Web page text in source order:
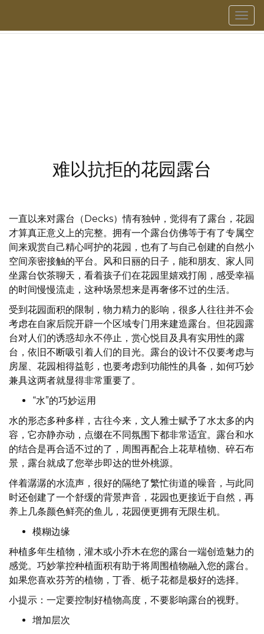
菜
單
难以抗拒的花园露台
一直以来对露台（Decks）情有独钟，觉得有了露台，花园
才算真正意义上的完整。拥有一个露台仿佛等于有了专属空
间来观赏自己精心呵护的花园，也有了与自己创建的自然小
空间亲密接触的平台。风和日丽的日子，能和朋友、家人同
坐露台饮茶聊天，看着孩子们在花园里嬉戏打闹，感受幸福
的时间慢慢流走，这种场景想来是再奢侈不过的生活。
受到花园面积的限制，物力精力的影响，很多人往往并不会
考虑在自家后院开辟一个区域专门用来建造露台。但花园露
台对人们的诱惑却永不停止，赏心悦目及具有实用性的露
台，依旧不断吸引着人们的目光。露台的设计不仅要考虑与
房屋、花园相得益彰，也要考虑到功能性的具备，如何巧妙
兼具这两者就显得非常重要了。
“水”的巧妙运用
水的形态多种多样，古往今来，文人雅士赋予了水太多的内
容，它亦静亦动，点缀在不同氛围下都非常适宜。露台和水
的结合是再合适不过的了，周围再配合上花草植物、碎石布
景，露台就成了您举步即达的世外桃源。
伴着潺潺的水流声，很好的隔绝了繁忙街道的噪音，与此同
时还创建了一个舒缓的背景声音，花园也更接近于自然，再
养上几条颜色鲜亮的鱼儿，花园便更拥有无限生机。
模糊边缘
种植多年生植物，灌木或小乔木在您的露台一端创造魅力的
感觉。巧妙掌控种植面积有助于将周围植物融入您的露台。
如果您喜欢芬芳的植物，丁香、栀子花都是极好的选择。
小提示：一定要控制好植物高度，不要影响露台的视野。
增加层次